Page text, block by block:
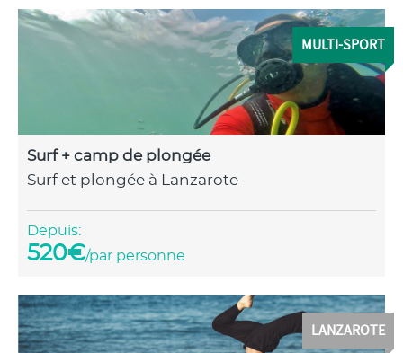
Surf + camp de plongée
Surf et plongée à Lanzarote
Depuis:
520€/par personne
MULTI-SPORT
LANZAROTE